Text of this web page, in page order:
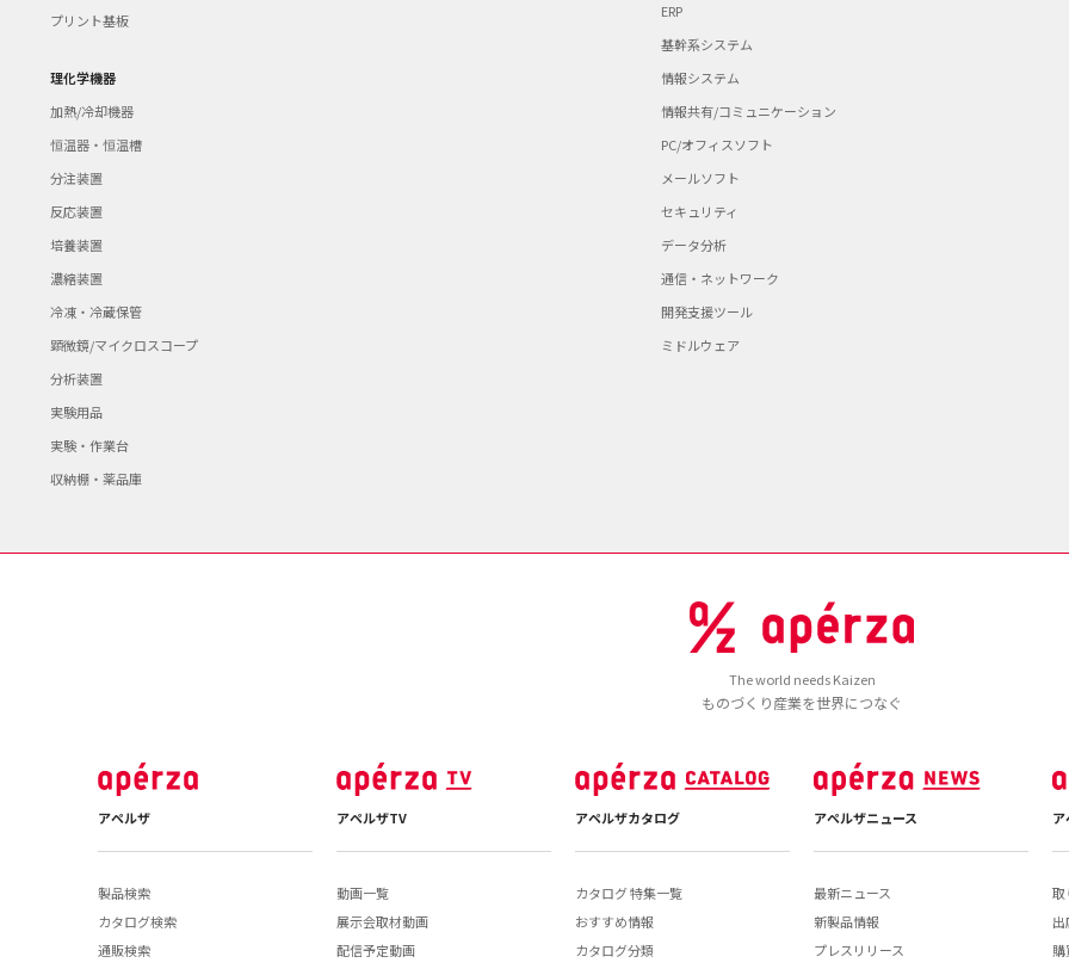
プリント基板
理化学機器
加熱/冷却機器
恒温器・恒温槽
分注装置
反応装置
培養装置
濃縮装置
冷凍・冷蔵保管
顕微鏡/マイクロスコープ
分析装置
実験用品
実験・作業台
収納棚・薬品庫
ERP
基幹系システム
情報システム
情報共有/コミュニケーション
PC/オフィスソフト
メールソフト
セキュリティ
データ分析
通信・ネットワーク
開発支援ツール
ミドルウェア
The world needs Kaizen
ものづくり産業を世界につなぐ
アペルザ
製品検索
カタログ検索
通販検索
アペルザTV
動画一覧
展示会取材動画
配信予定動画
アペルザカタログ
カタログ 特集一覧
おすすめ情報
カタログ分類
アペルザニュース
最新ニュース
新製品情報
プレスリリース
取